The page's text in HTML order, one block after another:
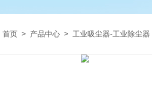
首页 > 产品中心 > 工业吸尘器-工业除尘器